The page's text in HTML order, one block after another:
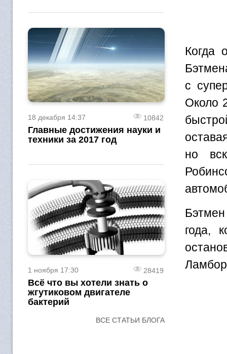
18 декабря 14:37 10842
Главные достижения науки и
техники за 2017 год
1 ноября 17:30 28419
Всё что вы хотели знать о
жгутиковом двигателе
бактерий
ВСЕ СТАТЬИ БЛОГА
Когда
с
Около
но
года,